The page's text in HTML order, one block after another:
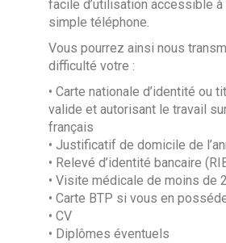
facile d’utilisation accessible à
simple téléphone.
Vous pourrez ainsi nous
difficulté votre :
• Carte nationale d’identité ou
valide et autorisant le travail
français
• Justificatif de domicile de
• Relevé d’identité bancaire
• Visite médicale de moins de
• Carte BTP si vous en
• CV
• Diplômes éventuels